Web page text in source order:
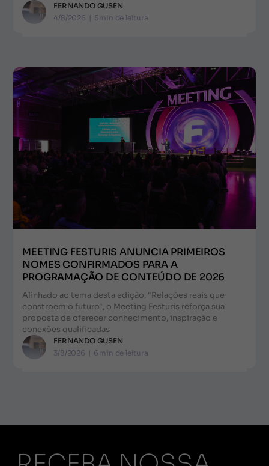
FERNANDO GUSEN
4/8/2026 | 5min de leitura
MEETING FESTURIS ANUNCIA PRIMEIROS
NOMES CONFIRMADOS PARA A
PROGRAMAÇÃO DE CONTEÚDO DE 2026
Alinhado ao tema desta edição, "Relações reais que
constroem o futuro", o Meeting Festuris reforça sua
proposta de oferecer conhecimento, inspiração e
conexões qualificadas
FERNANDO GUSEN
3/8/2026 | 6 min de leitura